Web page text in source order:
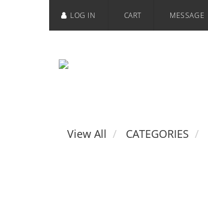
LOG IN CART MESSAGE
View All CATEGORIES